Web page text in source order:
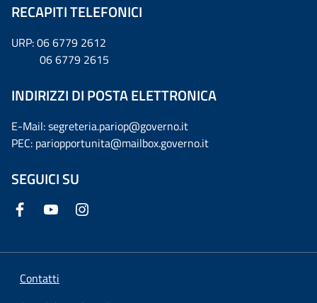
RECAPITI TELEFONICI
URP: 06 6779 2612
06 6779 2615
INDIRIZZI DI POSTA ELETTRONICA
E-Mail: segreteria.pariop@governo.it
PEC: pariopportunita@mailbox.governo.it
SEGUICI SU
Contatti